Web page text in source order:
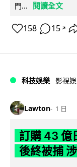
門...
閱讀全文
158 15 ↗
科技娛樂 影視
Lawton 1 日
訂購 43 億
後終被捕